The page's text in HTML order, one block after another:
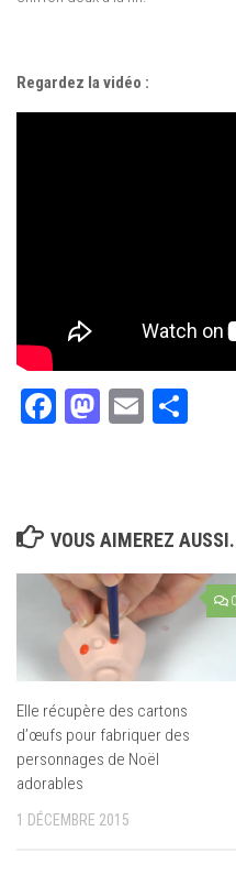
Regardez la vidéo :
Facebook
Mastodon
Email
VOUS AIMEREZ
0
Elle récupère des cartons
d’œufs pour fabriquer des
personnages de Noël
adorables
1 DÉCEMBRE 2015